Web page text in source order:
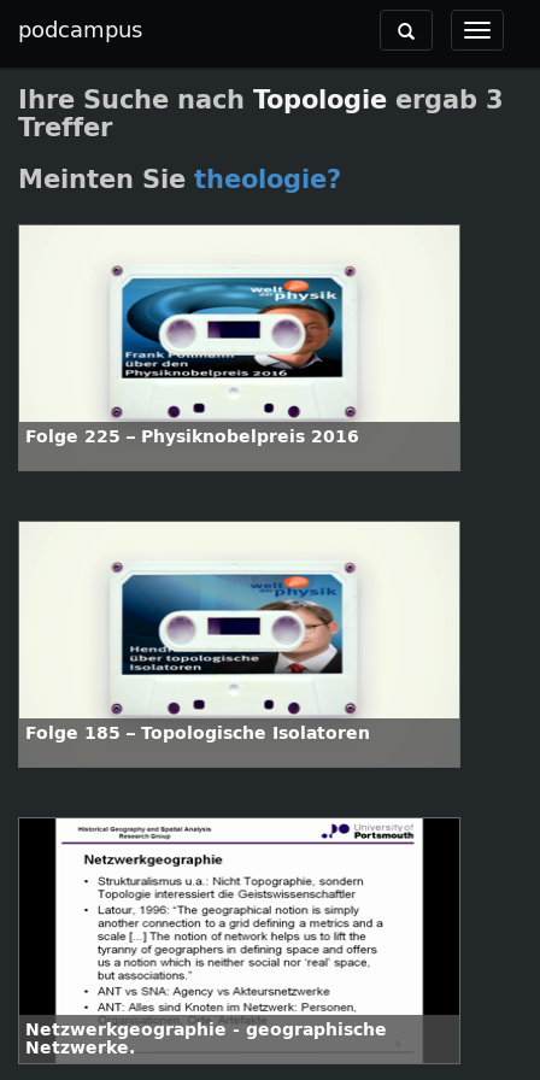
podcampus
Toggle
Toggle
navigation
Ihre Suche nach Topologie ergab 3
Treffer
Meinten Sie theologie?
Folge 225 – Physiknobelpreis 2016
Folge 185 – Topologische Isolatoren
Netzwerkgeographie - geographische
Netzwerke.